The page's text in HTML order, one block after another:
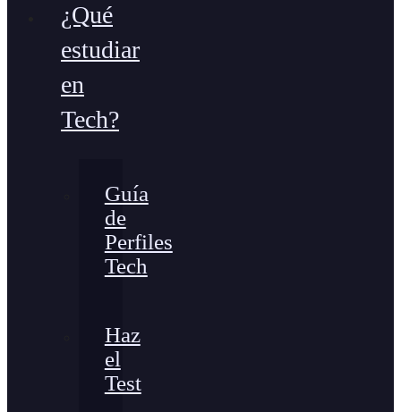
¿Qué
estudiar
en
Tech?
Guía
de
Perfiles
Tech
Haz
el
Test